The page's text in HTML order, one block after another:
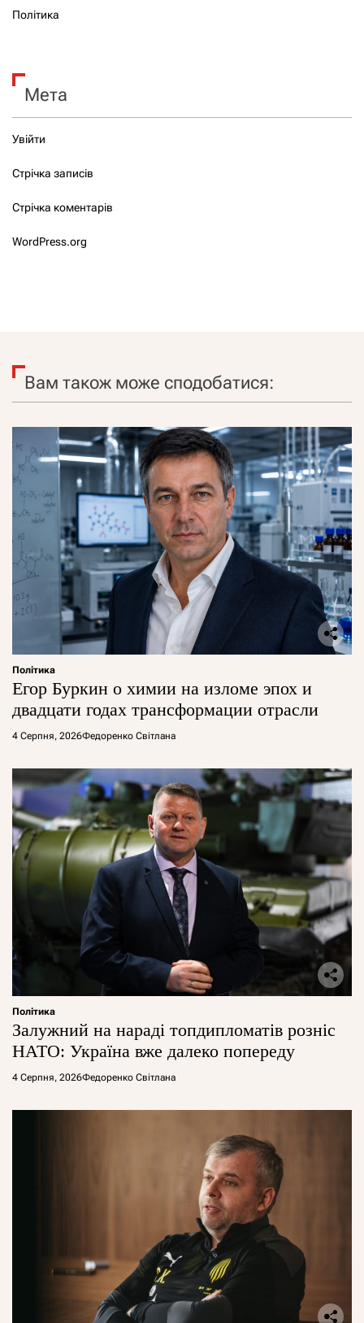
Політика
Мета
Увійти
Стрічка записів
Стрічка коментарів
WordPress.org
Вам також може сподобатися:
Політика
Егор Буркин о химии на изломе эпох и
двадцати годах трансформации отрасли
4 Серпня, 2026Федоренко Світлана
Політика
Залужний на нараді топдипломатів розніс
НАТО: Україна вже далеко попереду
4 Серпня, 2026Федоренко Світлана